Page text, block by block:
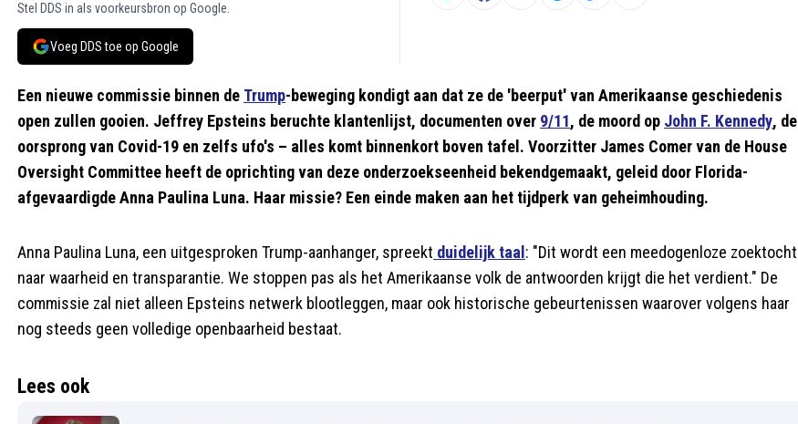
Stel DDS in als voorkeursbron op Google.
Voeg DDS toe op Google
Een nieuwe commissie binnen de Trump-beweging kondigt aan dat ze de 'beerput' van Amerikaanse geschiedenis
open zullen gooien. Jeffrey Epsteins beruchte klantenlijst, documenten over 9/11, de moord op John F. Kennedy, de
oorsprong van Covid-19 en zelfs ufo's – alles komt binnenkort boven tafel. Voorzitter James Comer van de House
Oversight Committee heeft de oprichting van deze onderzoekseenheid bekendgemaakt, geleid door Florida-
afgevaardigde Anna Paulina Luna. Haar missie? Een einde maken aan het tijdperk van geheimhouding.
Anna Paulina Luna, een uitgesproken Trump-aanhanger, spreekt duidelijk taal : "Dit wordt een meedogenloze zoektocht
naar waarheid en transparantie. We stoppen pas als het Amerikaanse volk de antwoorden krijgt die het verdient." De
commissie zal niet alleen Epsteins netwerk blootleggen, maar ook historische gebeurtenissen waarover volgens haar
nog steeds geen volledige openbaarheid bestaat.
Lees ook